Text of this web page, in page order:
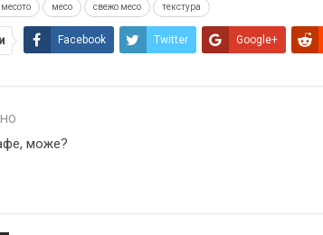
месото месо свежо месо текстура
Facebook Twitter Google+
може?